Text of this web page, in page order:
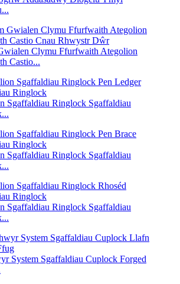
Clymu Ffurfwaith Ategolion
Castio...
Sgaffaldiau Ringlock Sgaffaldiau
Sgaffaldiau Ringlock Sgaffaldiau
Sgaffaldiau Ringlock Sgaffaldiau
System Sgaffaldiau Cuplock Forged